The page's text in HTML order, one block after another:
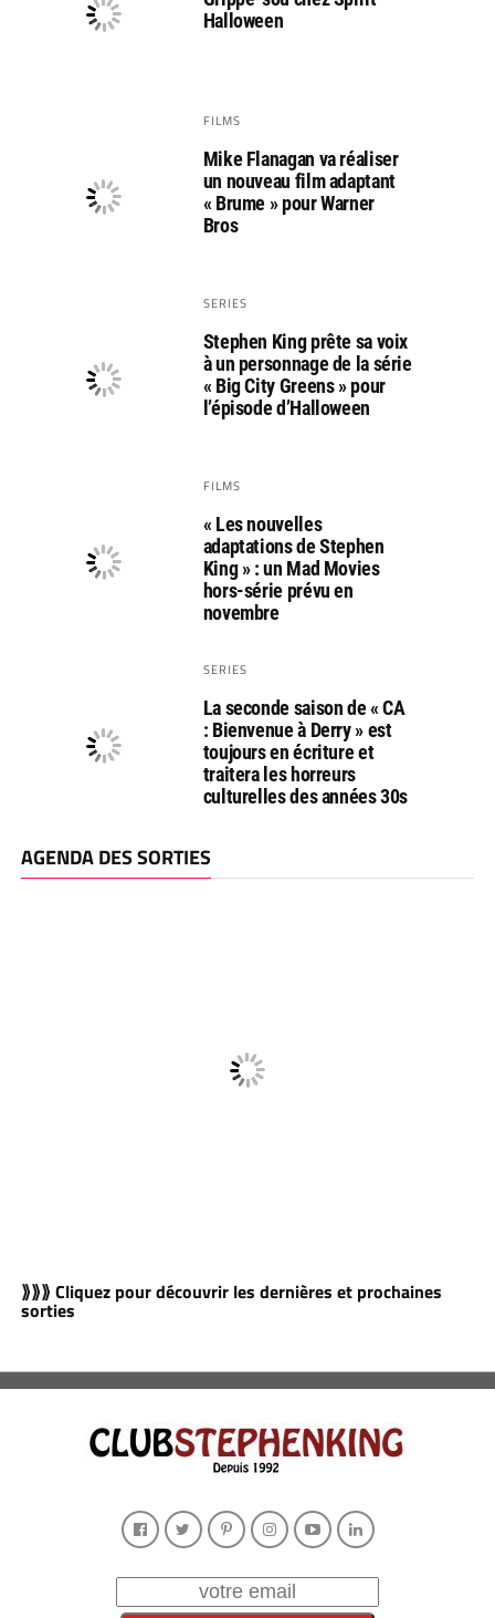
Halloween
FILMS
Mike Flanagan va réaliser
un nouveau film adaptant
« Brume » pour Warner
Bros
SERIES
Stephen King prête sa voix
à un personnage de la série
« Big City Greens » pour
l’épisode d’Halloween
FILMS
« Les nouvelles
adaptations de Stephen
King » : un Mad Movies
hors-série prévu en
novembre
SERIES
La seconde saison de « CA
: Bienvenue à Derry » est
toujours en écriture et
traitera les horreurs
culturelles des années 30s
AGENDA DES SORTIES
⟫⟫⟫ Cliquez pour découvrir les dernières et prochaines
sorties